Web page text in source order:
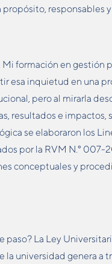
responsables
Mi formación en gestión
esa inquietud en una
pero al mirarla
resultados e
se elaboraron los
por la RVM N.°
conceptuales y
paso? La Ley
la universidad genera a